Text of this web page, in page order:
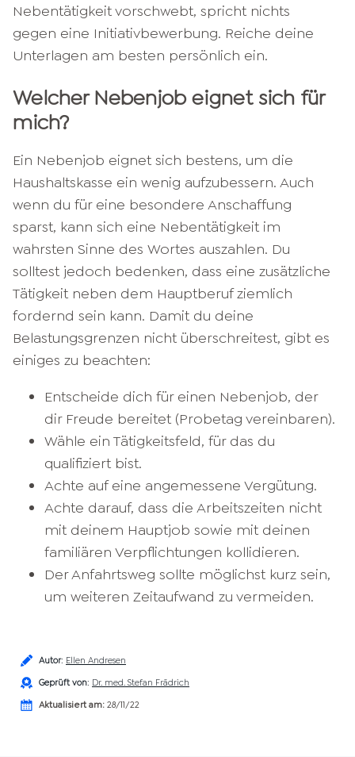
Nebentätigkeit vorschwebt, spricht nichts
gegen eine Initiativbewerbung. Reiche deine
Unterlagen am besten persönlich ein.
Welcher Nebenjob eignet sich für
mich?
Ein Nebenjob eignet sich bestens, um die
Haushaltskasse ein wenig aufzubessern. Auch
wenn du für eine besondere Anschaffung
sparst, kann sich eine Nebentätigkeit im
wahrsten Sinne des Wortes auszahlen. Du
solltest jedoch bedenken, dass eine zusätzliche
Tätigkeit neben dem Hauptberuf ziemlich
fordernd sein kann. Damit du deine
Belastungsgrenzen nicht überschreitest, gibt es
einiges zu beachten:
Entscheide dich für einen Nebenjob, der
dir Freude bereitet (Probetag vereinbaren).
Wähle ein Tätigkeitsfeld, für das du
qualifiziert bist.
Achte auf eine angemessene Vergütung.
Achte darauf, dass die Arbeitszeiten nicht
mit deinem Hauptjob sowie mit deinen
familiären Verpflichtungen kollidieren.
Der Anfahrtsweg sollte möglichst kurz sein,
um weiteren Zeitaufwand zu vermeiden.
Autor: Ellen Andresen
Geprüft von: Dr. med. Stefan Frädrich
Aktualisiert am: 28/11/22